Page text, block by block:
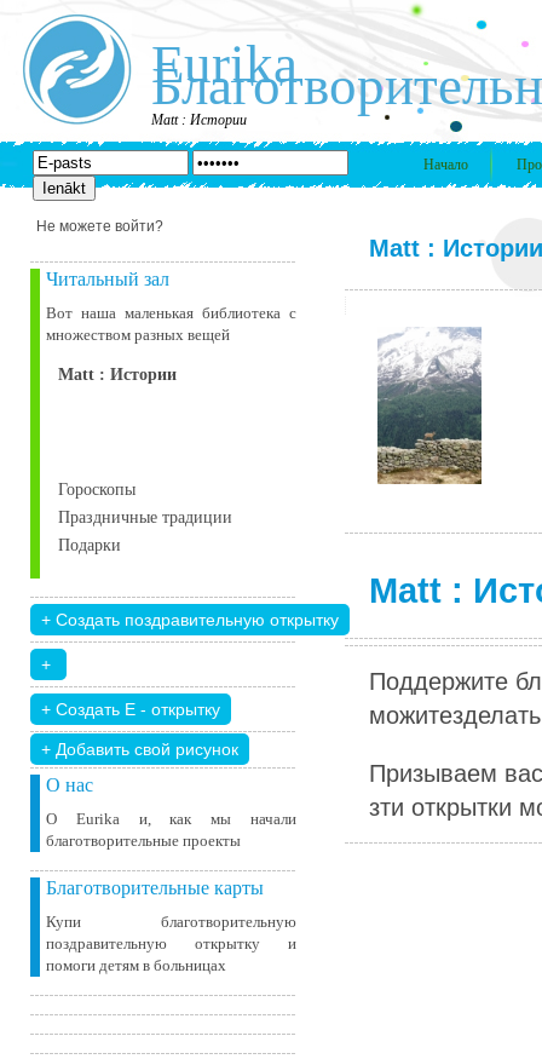
Eurika
Matt : Истории
Начало
Не можете войти?
Читальный зал
Вот наша маленькая библиотека c
множеством разных вещей
Matt : Истории
Гороскопы
Праздничные традиции
Подарки
+ Добавить свой ​​рисунок
О нас
О Eurika и, как мы начали
благотворительные проекты
Благотворительные карты
Купи благотворительную
поздравительную открытку и
помоги детям в больницах
Matt : Истории
Matt :
Поддержите
Призываем
зти открытки